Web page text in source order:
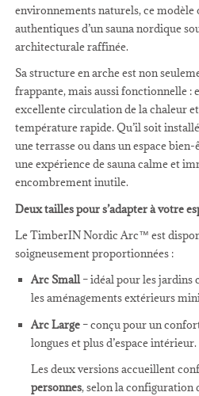
environnements naturels, ce
authentiques d’un sauna nordique
architecturale raffinée.
Sa structure en arche est non
frappante, mais aussi fonctionnelle :
excellente circulation de la chaleur
température rapide. Qu’il soit
une terrasse ou dans un espace
une expérience de sauna calme et
encombrement inutile.
Deux tailles pour s’adapter à votre
Le TimberIN Nordic Arc™ est
soigneusement proportionnées :
Arc Small– idéal pour les jardins
les aménagements extérieurs
Arc Large– conçu pour un
longues et plus d’espace intérieur.
Les deux versions accueillent
personnes, selon la configuration